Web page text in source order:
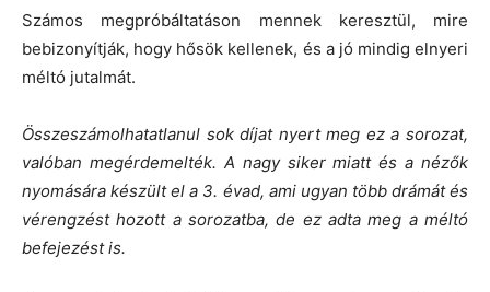
Számos megpróbáltatáson mennek keresztül, mire
bebizonyítják, hogy hősök kellenek, és a jó mindig elnyeri
méltó jutalmát.
Összeszámolhatatlanul sok díjat nyert meg ez a sorozat,
valóban megérdemelték. A nagy siker miatt és a nézők
nyomására készült el a 3. évad, ami ugyan több drámát és
vérengzést hozott a sorozatba, de ez adta meg a méltó
befejezést is.